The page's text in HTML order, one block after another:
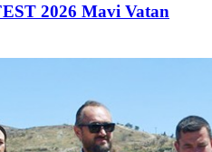
2026 Mavi Vatan